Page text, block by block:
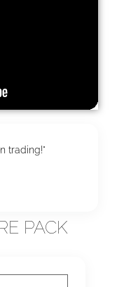
trading!"
PACK